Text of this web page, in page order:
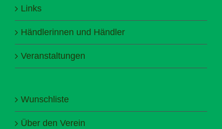
Links
Händlerinnen und Händler
Veranstaltungen
Wunschliste
Über den Verein